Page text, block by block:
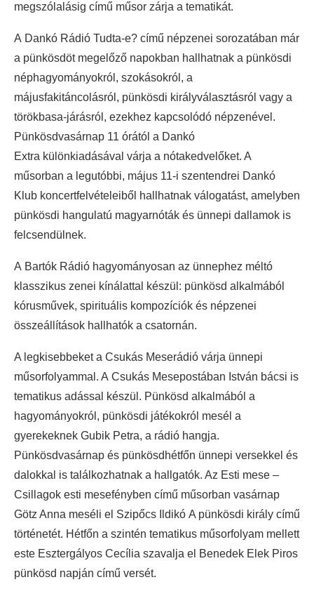
megszólalásig című műsor zárja a tematikát.
A Dankó Rádió Tudta-e? című népzenei sorozatában már
a pünkösdöt megelőző napokban hallhatnak a pünkösdi
néphagyományokról, szokásokról, a
májusfakitáncolásról, pünkösdi királyválasztásról vagy a
törökbasa-járásról, ezekhez kapcsolódó népzenével.
Pünkösdvasárnap 11 órától a Dankó
Extra különkiadásával várja a nótakedvelőket. A
műsorban a legutóbbi, május 11-i szentendrei Dankó
Klub koncertfelvételeiből hallhatnak válogatást, amelyben
pünkösdi hangulatú magyarnóták és ünnepi dallamok is
felcsendülnek.
A Bartók Rádió hagyományosan az ünnephez méltó
klasszikus zenei kínálattal készül: pünkösd alkalmából
kórusművek, spirituális kompozíciók és népzenei
összeállítások hallhatók a csatornán.
A legkisebbeket a Csukás Meserádió várja ünnepi
műsorfolyammal. A Csukás Mesepostában István bácsi is
tematikus adással készül. Pünkösd alkalmából a
hagyományokról, pünkösdi játékokról mesél a
gyerekeknek Gubik Petra, a rádió hangja.
Pünkösdvasárnap és pünkösdhétfőn ünnepi versekkel és
dalokkal is találkozhatnak a hallgatók. Az Esti mese –
Csillagok esti mesefényben című műsorban vasárnap
Götz Anna meséli el Szipőcs Ildikó A pünkösdi király című
történetét. Hétfőn a szintén tematikus műsorfolyam mellett
este Esztergályos Cecília szavalja el Benedek Elek Piros
pünkösd napján című versét.